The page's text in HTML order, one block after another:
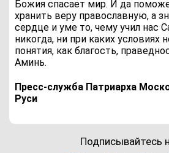
Божия спасает мир. И да
хранить веру православную, а
сердце и уме то, чему учил нас
никогда, ни при каких условиях
понятия, как благость,
Аминь.
Пресс-служба Патриарха
Руси
Подписывайтесь